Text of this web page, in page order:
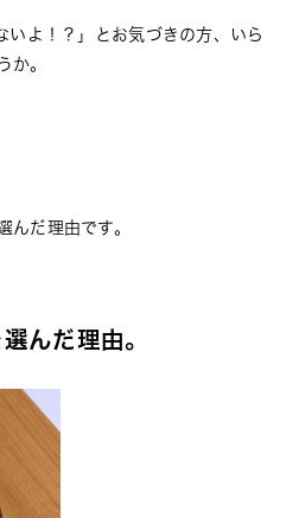
いよ！？」とお気づきの方、いら
か。
んだ理由です。
んだ理由。